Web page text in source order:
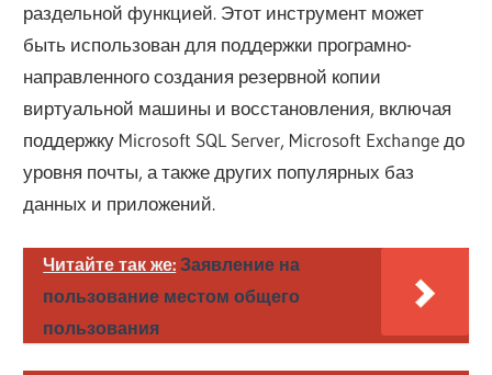
раздельной функцией. Этот инструмент может
быть использован для поддержки програмно-
направленного создания резервной копии
виртуальной машины и восстановления, включая
поддержку Microsoft SQL Server, Microsoft Exchange до
уровня почты, а также других популярных баз
данных и приложений.
Читайте так же: Заявление на
пользование местом общего
пользования